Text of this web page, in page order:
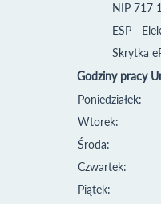
NIP 717
ESP -
Skrytka
Godziny pracy
Poniedziałek:
Wtorek:
Środa:
Czwartek:
Piątek: